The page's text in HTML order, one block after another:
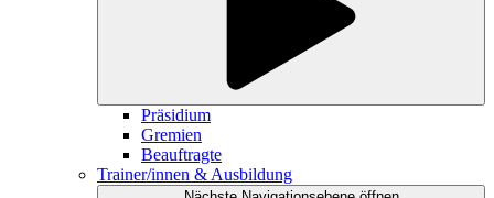
Präsidium
Gremien
Beauftragte
Trainer/innen & Ausbildung